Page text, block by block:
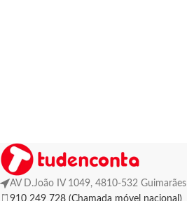
AV D.João IV 1049, 4810-532 Guimarães
910 249 728 (Chamada móvel nacional)